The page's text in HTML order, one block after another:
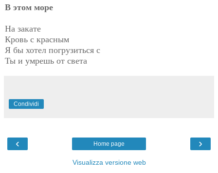
В этом море
На закате
Кровь с красным
Я бы хотел погрузиться с
Ты и умрешь от света
Condividi
‹ ›
Home page
Visualizza versione web